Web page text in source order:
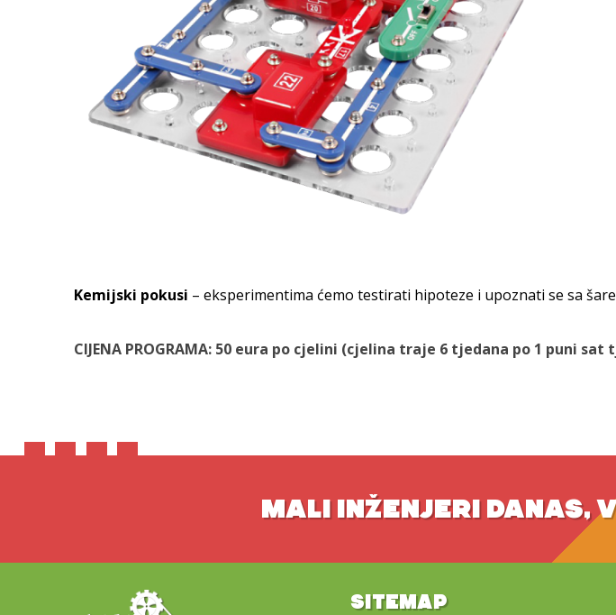
Kemijski pokusi – eksperimentima ćemo testirati hipoteze i upoznati se sa
CIJENA PROGRAMA: 50 eura po cjelini (cjelina traje 6 tjedana po 1 puni
MALI INŽENJERI DANAS,
SITEMAP